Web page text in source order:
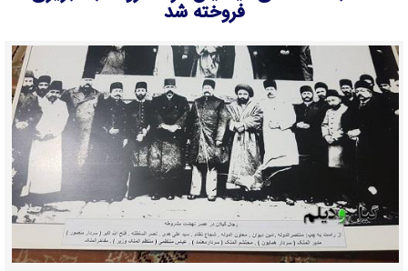
فروخته شد